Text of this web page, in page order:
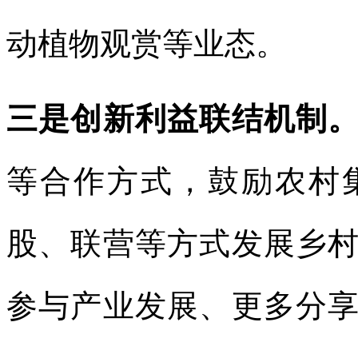
动植物观赏等业态。
三是创新利益联结机制
等合作方式，鼓励农村
股、联营等方式发展乡
参与产业发展、更多分